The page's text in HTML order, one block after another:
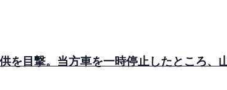
目撃。当方車を一時停止したところ、